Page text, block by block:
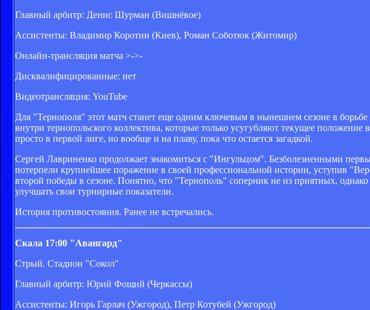
Главный арбитр: Денис Шурман (Вишнёвое)
Ассистенты: Владимир Коротин (Киев), Роман Соботюк (Житомир)
Онлайн-трансляция матча >->-
Дисквалифицированные: нет
Видеотрансляция: YouTube
Для "Тернополя" этот матч станет еще одним ключевым в нынешнем сезоне в
внутри тернопольского коллектива, которые только усугубляют текущее
просто в первой лиге, но вообще и на плаву, пока что остается загадкой.
Сергей Лавриненко продолжает знакомиться с "Ингульцом". Безболезненными
потерпели крупнейшее поражение в своей профессиональной истории, уступив
второй победы в сезоне. Понятно, что "Тернополь" соперник не из приятных,
улучшать свои турнирные показатели.
История противостояния. Ранее не встречались.
Скала 17:00 "Авангард"
Стрый. Стадион "Сокол"
Главный арбитр: Юрий Фощий (Черкассы)
Ассистенты: Игорь Гарлач (Ужгород), Петр Котубей (Ужгород)